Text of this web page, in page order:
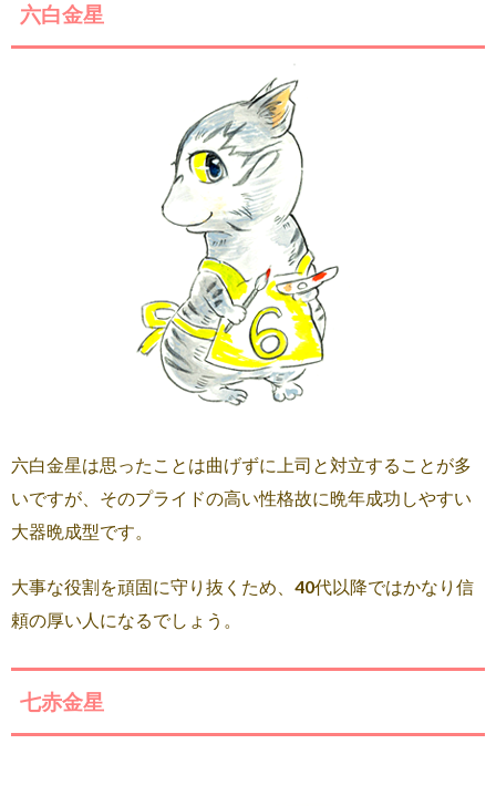
六白金星
六白金星は思ったことは曲げずに上司と対立することが多
いですが、そのプライドの高い性格故に晩年成功しやすい
大器晩成型です。
大事な役割を頑固に守り抜くため、40代以降ではかなり信
頼の厚い人になるでしょう。
七赤金星